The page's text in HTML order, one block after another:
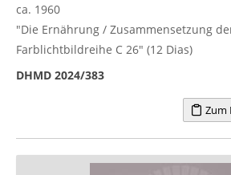
ca. 1960
"Die Ernährung / Zusammensetzung
Farblichtbildreihe C 26" (12 Dias)
DHMD 2024/383
Zum